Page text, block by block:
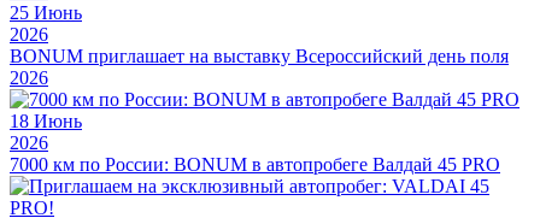
25 Июнь
2026
BONUM приглашает на выставку Всероссийский день поля
2026
18 Июнь
2026
7000 км по России: BONUM в автопробеге Валдай 45 PRO